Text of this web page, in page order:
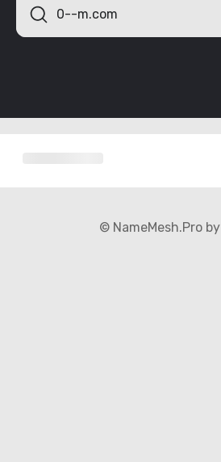
© NameMesh.Pro by